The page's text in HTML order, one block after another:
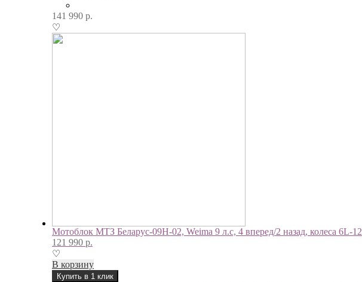
141 990 р.
♡
Мотоблок МТЗ Беларус-09Н-02, Weima 9 л.с, 4 вперед/2 назад, колеса 6L-12
121 990 р.
♡
В корзину
Купить в 1 клик